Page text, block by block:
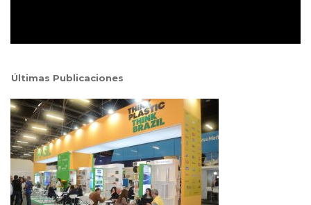
Últimas Publicaciones